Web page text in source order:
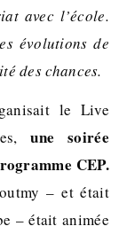
avec l’école.
évolutions de
des chances.
le Live
une soirée
CEP.
– et était
– était animée